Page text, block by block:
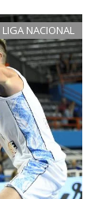
LIGA NACIONAL